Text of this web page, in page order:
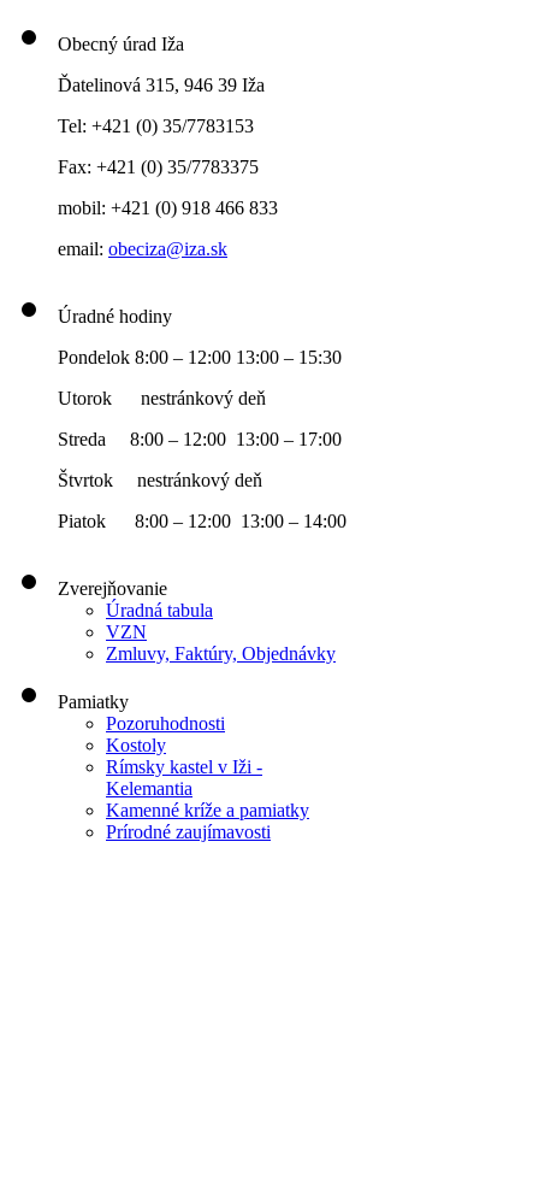
Obecný úrad Iža
Ďatelinová 315, 946 39 Iža
Tel: +421 (0) 35/7783153
Fax: +421 (0) 35/7783375
mobil: +421 (0) 918 466 833
email: obeciza@iza.sk
Úradné hodiny
Pondelok 8:00 – 12:00 13:00 – 15:30
Utorok nestránkový deň
Streda 8:00 – 12:00 13:00 – 17:00
Štvrtok nestránkový deň
Piatok 8:00 – 12:00 13:00 – 14:00
Zverejňovanie
Úradná tabula
VZN
Zmluvy, Faktúry, Objednávky
Pamiatky
Pozoruhodnosti
Kostoly
Rímsky kastel v Iži -
Kelemantia
Kamenné kríže a pamiatky
Prírodné zaujímavosti